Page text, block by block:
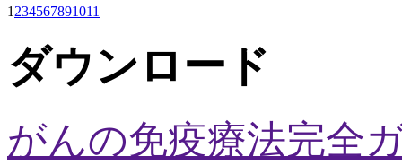
1 234567891011
ダウンロード
がんの免疫療法完全